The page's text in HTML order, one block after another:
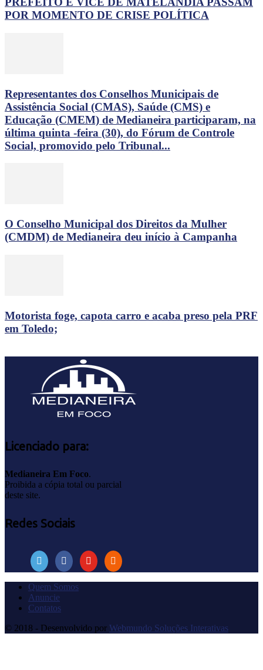
POR MOMENTO DE CRISE POLÍTICA
Representantes dos Conselhos Municipais de
Assistência Social (CMAS), Saúde (CMS) e
Educação (CMEM) de Medianeira participaram, na
última quinta -feira (30), do Fórum de Controle
Social, promovido pelo Tribunal...
O Conselho Municipal dos Direitos da Mulher
(CMDM) de Medianeira deu início à Campanha
Motorista foge, capota carro e acaba preso pela PRF
em Toledo;
Licenciado para:
Medianeira Em Foco.
Proibida a cópia total ou parcial
deste site.
Redes Sociais
Quem Somos
Anuncie
Contatos
© 2018 - Desenvolvido por Webmundo Soluções Interativas